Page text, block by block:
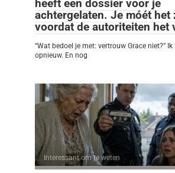
heeft een dossier voor je
achtergelaten. Je móét het
voordat de autoriteiten het
“Wat bedoel je met: vertrouw Grace niet?” Ik
opnieuw. En nog
Interessant om te weten